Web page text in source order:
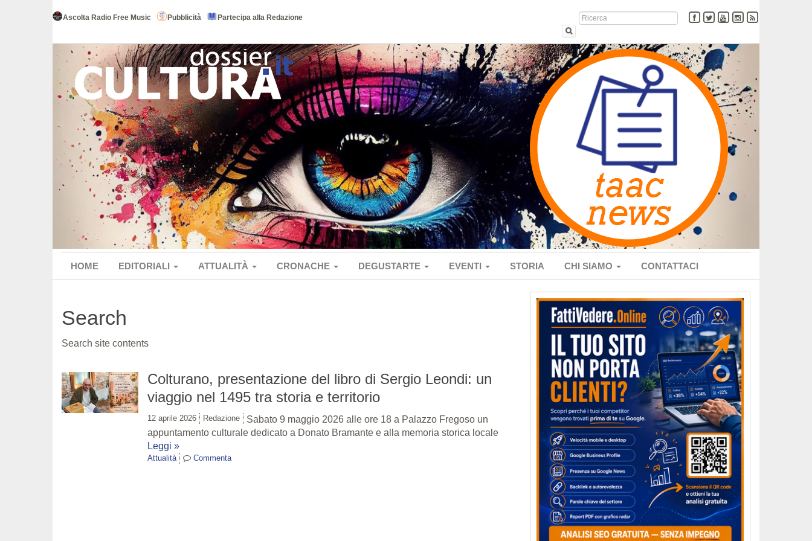
Ascolta Radio Free Music Pubblicità Partecipa alla Redazione
HOME EDITORIALI ATTUALITÀ CRONACHE DEGUSTARTE EVENTI STORIA CHI SIAMO CONTATTACI
Search
Search site contents
Colturano, presentazione del libro di Sergio Leondi: un
viaggio nel 1495 tra storia e territorio
12 aprile 2026 Redazione
Sabato 9 maggio 2026 alle ore 18 a Palazzo Fregoso un
appuntamento culturale dedicato a Donato Bramante e alla memoria storica locale
Leggi »
Attualità Commenta